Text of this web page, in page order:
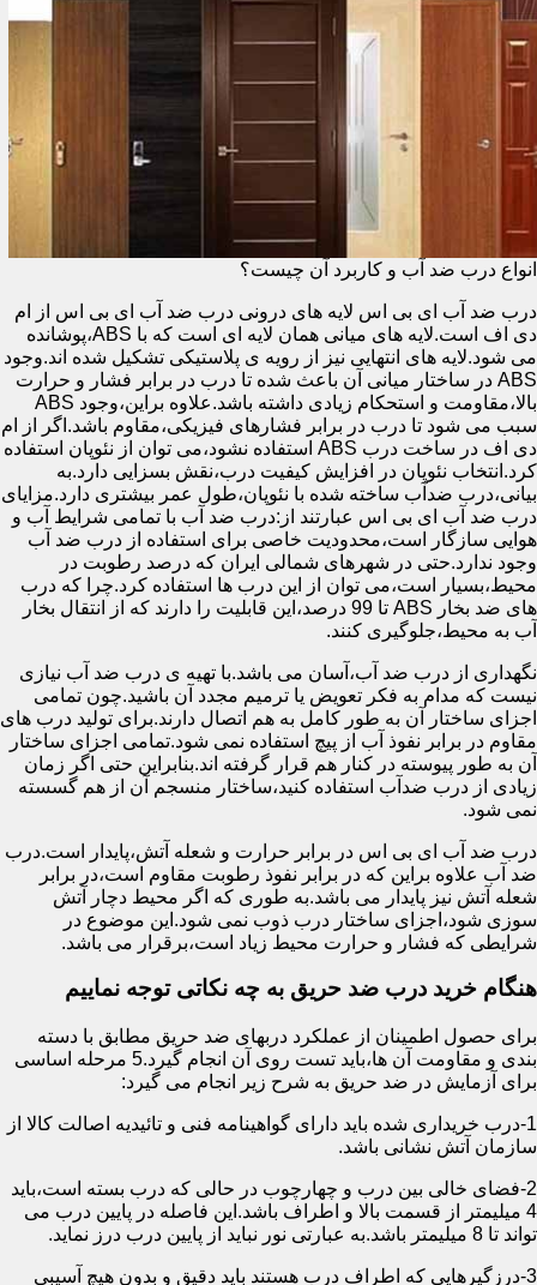
انواع درب ضد آب و کاربرد آن چیست؟
درب ضد آب ای بی اس لایه های درونی درب ضد آب ای بی اس از ام
دی اف است.لایه های میانی همان لایه ای است که با ABS،پوشانده
می شود.لایه های انتهایی نیز از رویه ی پلاستیکی تشکیل شده اند.وجود
ABS در ساختار میانی آن باعث شده تا درب در برابر فشار و حرارت
بالا،مقاومت و استحکام زیادی داشته باشد.علاوه براین،وجود ABS
سبب می شود تا درب در برابر فشارهای فیزیکی،مقاوم باشد.اگر از ام
دی اف در ساخت درب ABS استفاده نشود،می توان از نئوپان استفاده
کرد.انتخاب نئوپان در افزایش کیفیت درب،نقش بسزایی دارد.به
بیانی،درب ضدآب ساخته شده با نئوپان،طول عمر بیشتری دارد.مزایای
درب ضد آب ای بی اس عبارتند از:درب ضد آب با تمامی شرایط آب و
هوایی سازگار است،محدودیت خاصی برای استفاده از درب ضد آب
وجود ندارد.حتی در شهرهای شمالی ایران که درصد رطوبت در
محیط،بسیار است،می توان از این درب ها استفاده کرد.چرا که درب
های ضد بخار ABS تا 99 درصد،این قابلیت را دارند که از انتقال بخار
آب به محیط،جلوگیری کنند.
نگهداری از درب ضد آب،آسان می باشد.با تهیه ی درب ضد آب نیازی
نیست که مدام به فکر تعویض یا ترمیم مجدد آن باشید.چون تمامی
اجزای ساختار آن به طور کامل به هم اتصال دارند.برای تولید درب های
مقاوم در برابر نفوذ آب از پیچ استفاده نمی شود.تمامی اجزای ساختار
آن به طور پیوسته در کنار هم قرار گرفته اند.بنابراین حتی اگر زمان
زیادی از درب ضدآب استفاده کنید،ساختار منسجم آن از هم گسسته
نمی شود.
درب ضد آب ای بی اس در برابر حرارت و شعله آتش،پایدار است.درب
ضد آب علاوه براین که در برابر نفوذ رطوبت مقاوم است،در برابر
شعله آتش نیز پایدار می باشد.به طوری که اگر محیط دچار آتش
سوزی شود،اجزای ساختار درب ذوب نمی شود.این موضوع در
شرایطی که فشار و حرارت محیط زیاد است،برقرار می باشد.
هنگام خرید درب ضد حریق به چه نکاتی توجه نماییم
برای حصول اطمینان از عملکرد دربهای ضد حریق مطابق با دسته
بندی و مقاومت آن ها،باید تست روی آن انجام گیرد.5 مرحله اساسی
برای آزمایش در ضد حریق به شرح زیر انجام می گیرد:
1-درب خریداری شده باید دارای گواهینامه فنی و تائیدیه اصالت کالا از
سازمان آتش نشانی باشد.
2-فضای خالی بین درب و چهارچوب در حالی که درب بسته است،باید
4 میلیمتر از قسمت بالا و اطراف باشد.این فاصله در پایین درب می
تواند تا 8 میلیمتر باشد.به عبارتی نور نباید از پایین درب درز نماید.
3-درزگیرهایی که اطراف درب هستند باید دقیق و بدون هیچ آسیبی